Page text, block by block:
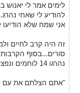
לימים אמר לי
להודיע לי שאחי
אני שמח שלא הודיעו
נהרגו 14 לוחמים ונפצעו יותר משלושים...
"אתם הצלתם את עם